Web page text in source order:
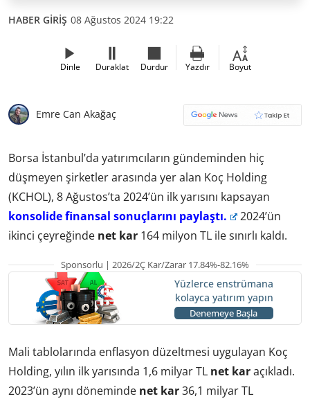
HABER GİRİŞ 08 Ağustos 2024 19:22
Dinle Duraklat Durdur Yazdır Boyut
Emre Can Akağaç
Borsa İstanbul’da yatırımcıların gündeminden hiç
düşmeyen şirketler arasında yer alan Koç Holding
(KCHOL), 8 Ağustos’ta 2024’ün ilk yarısını kapsayan
konsolide finansal sonuçlarını paylaştı.
2024’ün
ikinci çeyreğinde net kar 164 milyon TL ile sınırlı kaldı.
Sponsorlu | 2026/2Ç Kar/Zarar 17.84%-82.16%
Yüzlerce enstrümana
kolayca yatırım yapın
Denemeye Başla
Mali tablolarında enflasyon düzeltmesi uygulayan Koç
Holding, yılın ilk yarısında 1,6 milyar TL net karaçıkladı.
2023’ün aynı döneminde net kar36,1 milyar TL